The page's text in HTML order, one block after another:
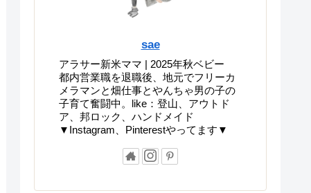
sae
アラサー新米ママ | 2025年秋ベビー
都内営業職を退職後、地元でフリーカ
メラマンと畑仕事とやんちゃ男の子の
子育て奮闘中。like：登山、アウトド
ア、邦ロック、ハンドメイド
▼Instagram、Pinterestやってます▼